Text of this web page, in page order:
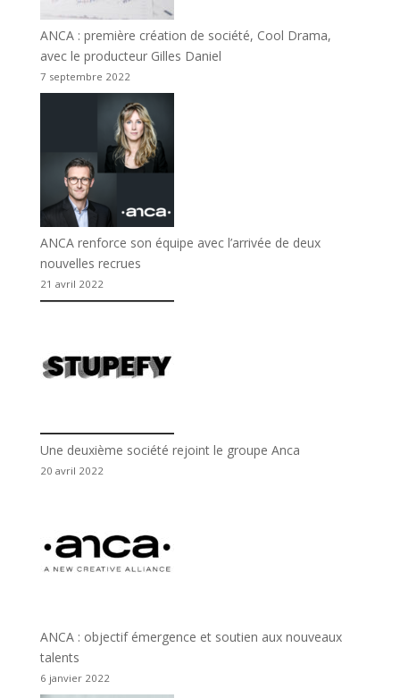
ANCA : première création de société, Cool Drama,
avec le producteur Gilles Daniel
7 septembre 2022
ANCA renforce son équipe avec l’arrivée de deux
nouvelles recrues
21 avril 2022
Une deuxième société rejoint le groupe Anca
20 avril 2022
ANCA : objectif émergence et soutien aux nouveaux
talents
6 janvier 2022